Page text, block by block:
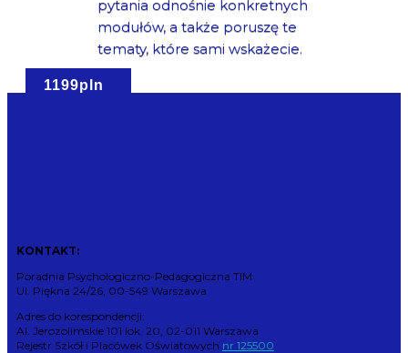
pytania odnośnie konkretnych
modułów, a także poruszę te
tematy, które sami wskażecie.
1199pln
KONTAKT:
Poradnia Psychologiczno-Pedagogiczna TIM
Ul. Piękna 24/26, 00-549 Warszawa
Adres do korespondencji:
Al. Jerozolimskie 101 lok. 20, 02-011 Warszawa
Rejestr Szkół i Placówek Oświatowych nr 125500